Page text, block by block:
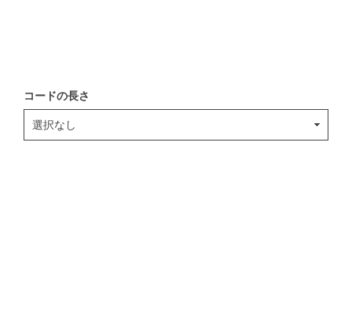
コードの長さ